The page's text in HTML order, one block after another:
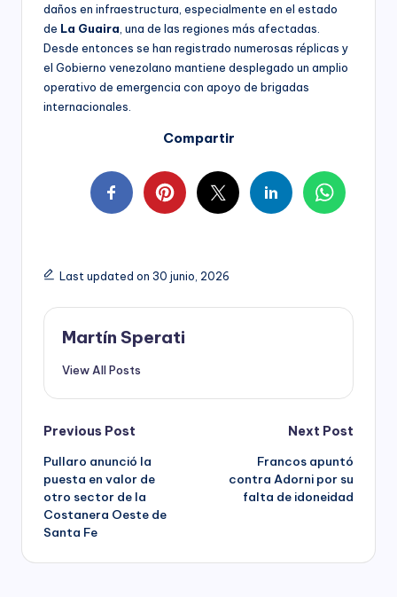
daños en infraestructura, especialmente en el estado
de La Guaira , una de las regiones más afectadas.
Desde entonces se han registrado numerosas réplicas y
el Gobierno venezolano mantiene desplegado un amplio
operativo de emergencia con apoyo de brigadas
internacionales.
Compartir
Last updated on 30 junio, 2026
Martín Sperati
View All Posts
Post
navigation
Previous Post
Pullaro anunció la
puesta en valor de
otro sector de la
Costanera Oeste de
Santa Fe
Next Post
Francos apuntó
contra Adorni por su
falta de idoneidad